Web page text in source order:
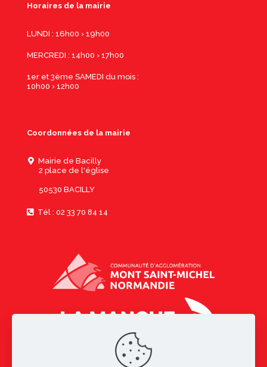
Horaires de la mairie
LUNDI : 16h00 › 19h00
MERCREDI : 14h00 › 17h00
1er et 3ème SAMEDI du mois :
10h00 › 12h00
Coordonnées de la mairie
Mairie de Bacilly
2 place de l'église
50530 BACILLY
Tél : 02 33 70 84 14